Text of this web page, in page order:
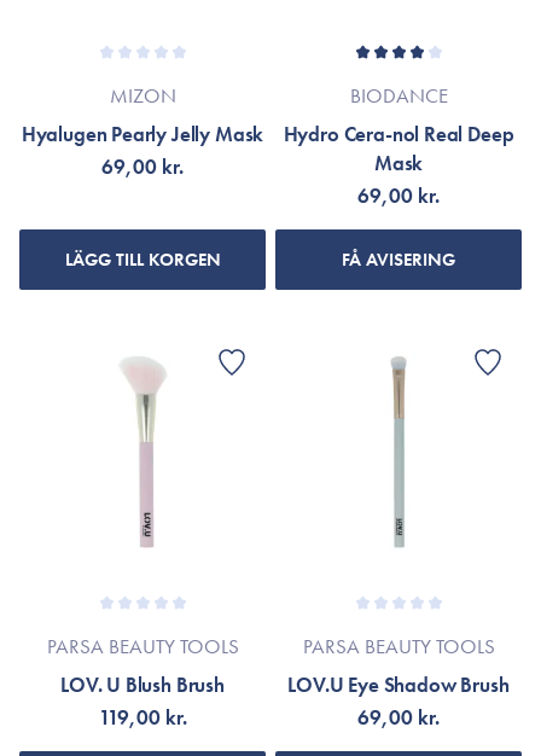
MIZON
Hyalugen Pearly Jelly Mask
69,00 kr.
LÄGG TILL KORGEN
BIODANCE
Hydro Cera-nol Real Deep
Mask
69,00 kr.
FÅ AVISERING
PARSA BEAUTY TOOLS
LOV. U Blush Brush
119,00 kr.
PARSA BEAUTY TOOLS
LOV.U Eye Shadow Brush
69,00 kr.